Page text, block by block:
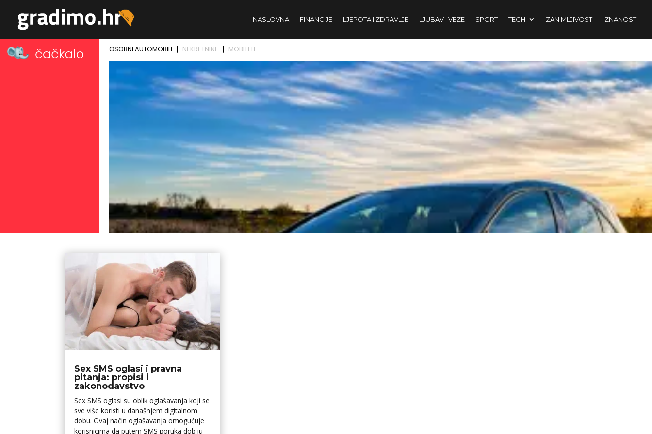
NASLOVNA FINANCIJE LJEPOTA I ZDRAVLJE LJUBAV I VEZE SPORT TECH ZANIMLJIVOSTI ZNANOST
Sex SMS oglasi i pravna
pitanja: propisi i
zakonodavstvo
Sex SMS oglasi su oblik oglašavanja koji se
sve više koristi u današnjem digitalnom
dobu. Ovaj način oglašavanja omogućuje
korisnicima da putem SMS poruka dobiju